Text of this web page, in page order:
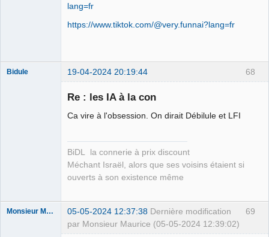
lang=fr
https://www.tiktok.com/@very.funnai?lang=fr
68
Bidule 19-04-2024 20:19:44
Re : les IA à la con
Ca vire à l'obsession. On dirait Débilule et LFI
BiDL la connerie à prix discount
Méchant Israël, alors que ses voisins étaient si
ouverts à son existence même
69
Monsieur Maurice 05-05-2024 12:37:38 Dernière modification
par Monsieur Maurice (05-05-2024 12:39:02)